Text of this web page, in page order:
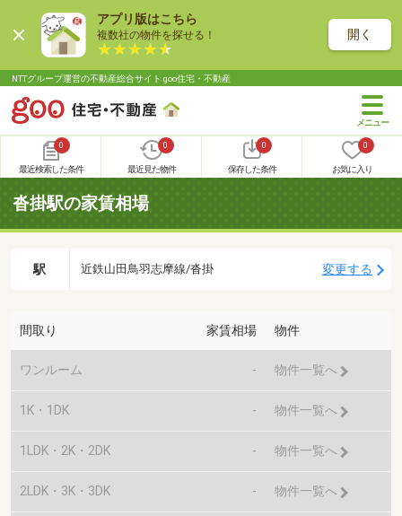
アプリ版はこちら
複数社の物件を探せる！ 開く
NTTグループ運営の不動産総合サイト goo住宅・不動産
0
最近検索した条件
0
最近見た物件
0
保存した条件
0
お気に入り
沓掛駅の家賃相場
駅 近鉄山田鳥羽志摩線/沓掛 変更する
間取り 家賃相場 物件
ワンルーム - 物件一覧へ
1K・1DK - 物件一覧へ
1LDK・2K・2DK - 物件一覧へ
2LDK・3K・3DK - 物件一覧へ